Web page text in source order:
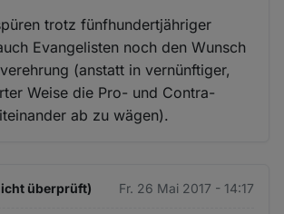
trotz fünfhundertjähriger
Evangelisten noch den Wunsch
(anstatt in vernünftiger,
Weise die Pro- und Contra-
ab zu wägen).
überprüft) Fr. 26 Mai 2017 - 14:17